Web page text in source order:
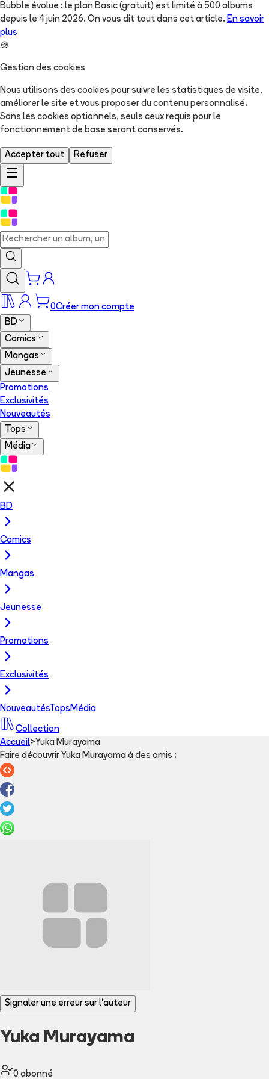
Bubble évolue : le plan Basic (gratuit) est limité à 500 albums
depuis le 4 juin 2026. On vous dit tout dans cet article. En savoir
plus
🍪
Gestion des cookies
Nous utilisons des cookies pour suivre les statistiques de visite,
améliorer le site et vous proposer du contenu personnalisé.
Sans les cookies optionnels, seuls ceux requis pour le
fonctionnement de base seront conservés.
Accepter tout Refuser
0Créer mon compte
BD
Comics
Mangas
Jeunesse
Promotions
Exclusivités
Nouveautés
Tops
Média
BD
Comics
Mangas
Jeunesse
Promotions
Exclusivités
NouveautésTops Média
Collection
Accueil>Yuka Murayama
Faire découvrir Yuka Murayama à des amis :
Signaler une erreur sur l'auteur
Yuka Murayama
0 abonné